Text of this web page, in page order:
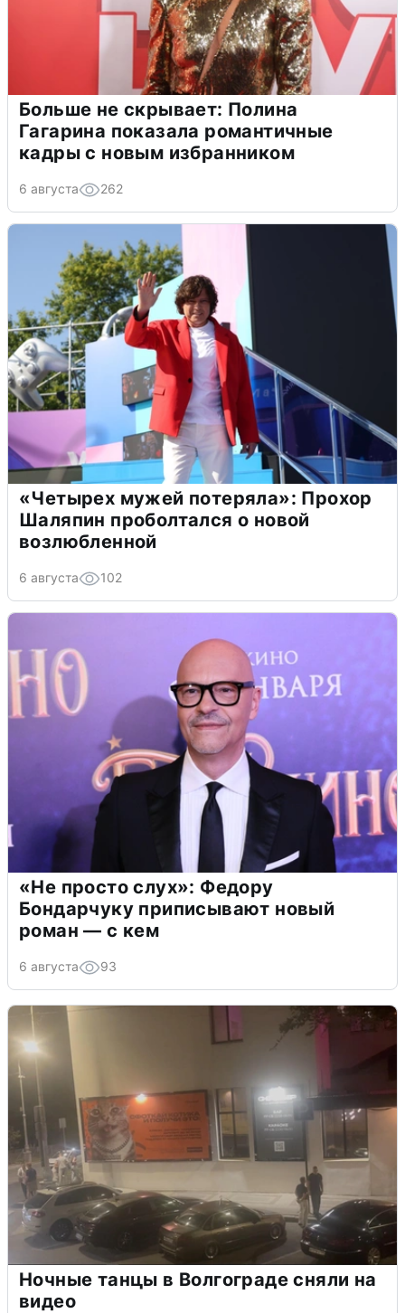
Больше не скрывает: Полина
Гагарина показала романтичные
кадры с новым избранником
6 августа 262
«Четырех мужей потеряла»: Прохор
Шаляпин проболтался о новой
возлюбленной
6 августа 102
«Не просто слух»: Федору
Бондарчуку приписывают новый
роман — с кем
6 августа 93
Ночные танцы в Волгограде сняли на
видео